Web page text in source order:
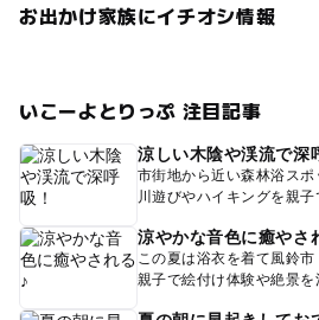
お出かけ家族にイチオシ情報
いこーよとりっぷ 注目記事
涼しい木陰や渓流で深
市街地から近い森林浴ス
川遊びやハイキングを親子
涼やかな音色に癒やさ
この夏は浴衣を着て風鈴市
親子で絵付け体験や絶景を